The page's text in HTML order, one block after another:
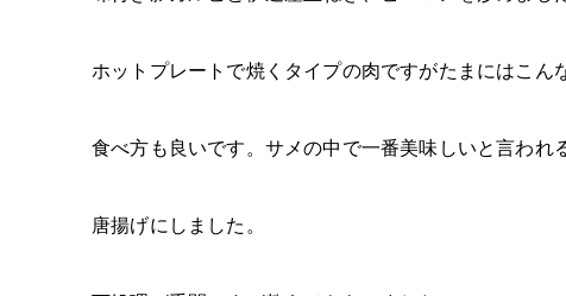
ホットプレートで焼くタイプの肉ですがたまにはこん
食べ方も良いです。サメの中で一番美味しいと言われ
唐揚げにしました。